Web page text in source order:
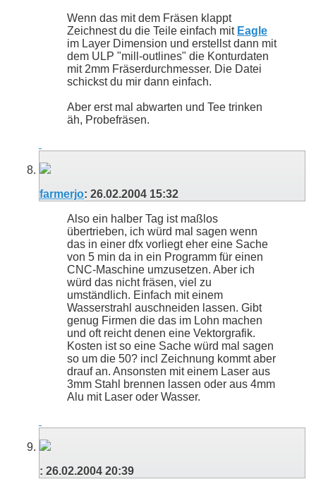
Wenn das mit dem Fräsen klappt
Zeichnest du die Teile einfach mit Eagle
im Layer Dimension und erstellst dann mit
dem ULP "mill-outlines" die Konturdaten
mit 2mm Fräserdurchmesser. Die Datei
schickst du mir dann einfach.
Aber erst mal abwarten und Tee trinken
äh, Probefräsen.
farmerjo: 26.02.2004 15:32
Also ein halber Tag ist maßlos
übertrieben, ich würd mal sagen wenn
das in einer dfx vorliegt eher eine Sache
von 5 min da in ein Programm für einen
CNC-Maschine umzusetzen. Aber ich
würd das nicht fräsen, viel zu
umständlich. Einfach mit einem
Wasserstrahl auschneiden lassen. Gibt
genug Firmen die das im Lohn machen
und oft reicht denen eine Vektorgrafik.
Kosten ist so eine Sache würd mal sagen
so um die 50? incl Zeichnung kommt aber
drauf an. Ansonsten mit einem Laser aus
3mm Stahl brennen lassen oder aus 4mm
Alu mit Laser oder Wasser.
: 26.02.2004 20:39